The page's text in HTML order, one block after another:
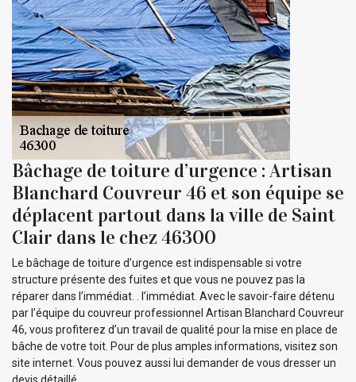
Bâchage de toiture d’urgence : Artisan
Blanchard Couvreur 46 et son équipe se
déplacent partout dans la ville de Saint
Clair dans le chez 46300
Le bâchage de toiture d’urgence est indispensable si votre
structure présente des fuites et que vous ne pouvez pas la
réparer dans l’immédiat. . l’immédiat. Avec le savoir-faire détenu
par l’équipe du couvreur professionnel Artisan Blanchard Couvreur
46, vous profiterez d’un travail de qualité pour la mise en place de
bâche de votre toit. Pour de plus amples informations, visitez son
site internet. Vous pouvez aussi lui demander de vous dresser un